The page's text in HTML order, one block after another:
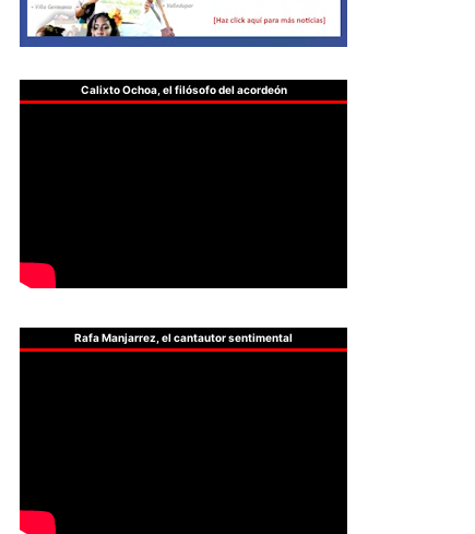
Calixto Ochoa, el filósofo del acordeón
Rafa Manjarrez, el cantautor sentimental